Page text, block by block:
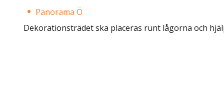
Panorama Ö
Dekorationsträdet ska placeras runt lågorna och